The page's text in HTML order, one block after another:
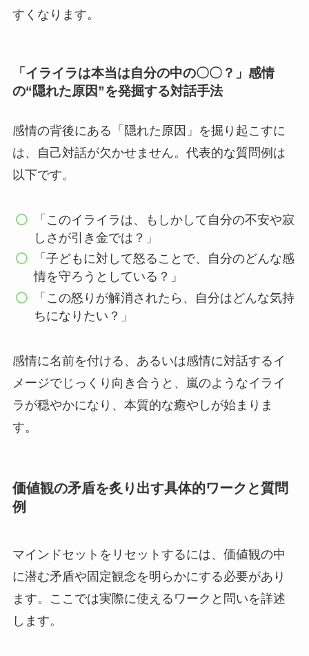
すくなります。
「イライラは本当は自分の中の〇〇？」感情
の“隠れた原因”を発掘する対話手法
感情の背後にある「隠れた原因」を掘り起こすに
は、自己対話が欠かせません。代表的な質問例は
以下です。
「このイライラは、もしかして自分の不安や寂
しさが引き金では？」
「子どもに対して怒ることで、自分のどんな感
情を守ろうとしている？」
「この怒りが解消されたら、自分はどんな気持
ちになりたい？」
感情に名前を付ける、あるいは感情に対話するイ
メージでじっくり向き合うと、嵐のようなイライ
ラが穏やかになり、本質的な癒やしが始まりま
す。
価値観の矛盾を炙り出す具体的ワークと質問
例
マインドセットをリセットするには、価値観の中
に潜む矛盾や固定観念を明らかにする必要があり
ます。ここでは実際に使えるワークと問いを詳述
します。